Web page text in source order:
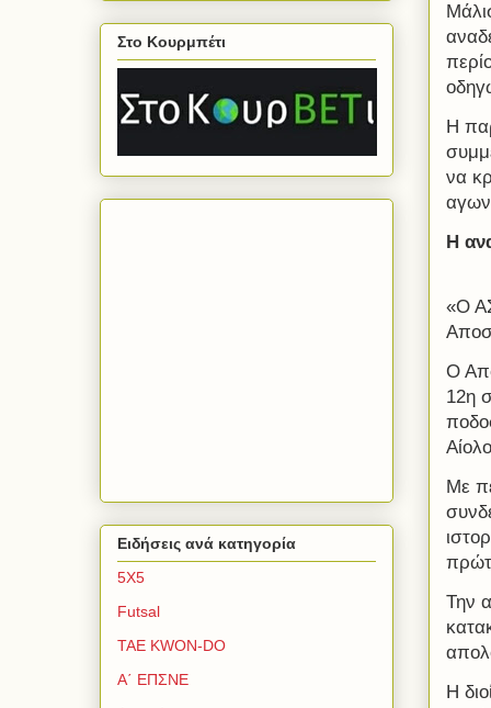
Η
να
Η
«Ο
Ο
12η
Με
Την
Η
Στο Κουρμπέτι
Ειδήσεις ανά κατηγορία
5Χ5
Futsal
TAE KWON-DO
Α΄ ΕΠΣΝΕ